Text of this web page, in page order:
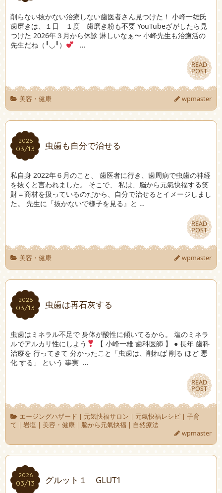
削らない抜かない治療しない歯医者さん見つけた！ 小峰一雄氏
歯磨きは、１日 １度 歯磨き粉も不要 YouTubeざがしたら見
つけた 2026年３月から休診 淋しいなぁ〜 小峰先生も治癒活の
先生だね（╹◡╹）
…
READ
POST
READ
POST
美容・健康 wpmaster
2026
03/13
2026
03/13 虫歯も自分で治せる
私自身 2022年６月のこと、 歯医者に行き、歯周病で虫歯の神経
を抜くと言われました。 そこで、 私は、脳から元氣快福する笑
財＝商材を扱っているのだから、自分で治せるとイメージしまし
た。 先生に「抜かないで様子を見る』と …
READ
POST
READ
POST
美容・健康 wpmaster
2026
03/13
2026
03/13 虫歯は再石灰する
虫歯はミネラル不足で 身体が酸性に傾いてるから。 塩のミネラ
ルでアルカリ性にしよう
【 小峰一雄 歯科医師 】 ● 長年 歯科
治療を 行ってきて 分かったこと「虫歯は、削れば 削る ほど 悪
化 する」 という 事実 …
READ
POST
READ
POST
エージングハザード | 元気快福サロン | 元氣快福レシピ| 子育
て | 岩塩 | 美容・健康 | 脳から元氣快福 | 自然療法
wpmaster
2026
03/13
2026
03/13 グルット１ GLUT1